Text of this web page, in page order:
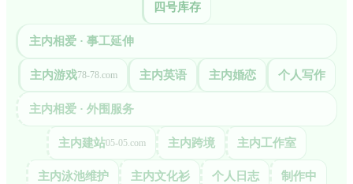
四号库存
主内相爱 · 事工延伸
主内游戏78-78.com 主内英语 主内婚恋 个人写作
主内相爱 · 外围服务
主内建站05-05.com 主内跨境 主内工作室
主内泳池维护 主内文化衫 个人日志 制作中